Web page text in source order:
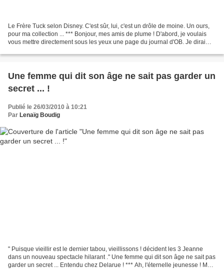
Le Frère Tuck selon Disney. C'est sûr, lui, c'est un drôle de moine. Un ours,
pour ma collection ... *** Bonjour, mes amis de plume ! D'abord, je voulais
vous mettre directement sous les yeux une page du journal d'OB. Je dirai
Une femme qui dit son âge ne sait pas garder un
secret ... !
Publié le 26/03/2010 à 10:21
Par Lenaïg Boudig
" Puisque vieillir est le dernier tabou, vieillissons ! décident les 3 Jeanne
dans un nouveau spectacle hilarant ." Une femme qui dit son âge ne sait pas
garder un secret ... Entendu chez Delarue ! *** Ah, l'éternelle jeunesse ! Mais